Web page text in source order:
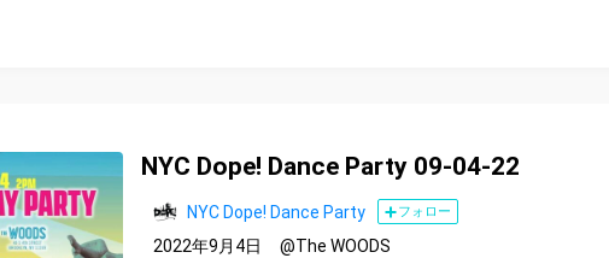
NYC Dope! Dance Party 09-04-22
NYC Dope! Dance Party フォロー
2022年9月4日 @The WOODS